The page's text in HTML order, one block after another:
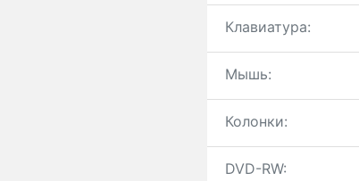
Клавиатура:
Мышь:
Колонки:
DVD-RW: